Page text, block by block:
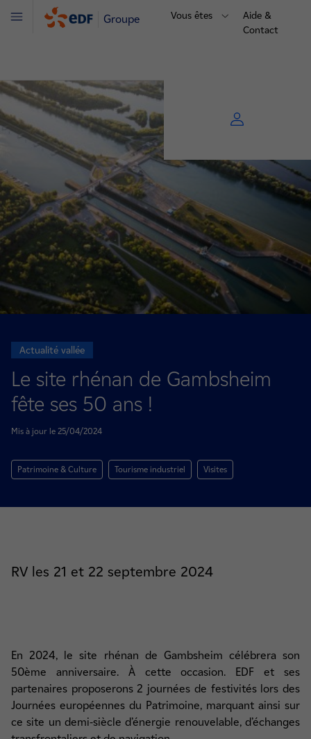
Groupe Vous êtes
Aide &
Contact
Menu
Actualité vallée
Le site rhénan de Gambsheim
fête ses 50 ans !
Mis à jour le 25/04/2024
Patrimoine & Culture Tourisme industriel Visites
RV les 21 et 22 septembre 2024
En 2024, le site rhénan de Gambsheim célébrera son
50ème anniversaire. À cette occasion. EDF et ses
partenaires proposerons 2 journées de festivités lors des
Journées européennes du Patrimoine, marquant ainsi sur
ce site un demi-siècle d’énergie renouvelable, d’échanges